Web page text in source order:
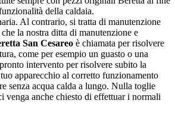
della caldaia.
Al contrario, si tratta di manutenzione
la nostra ditta di manutenzione e
San Cesareo è chiamata per risolvere
come per esempio un guasto o una
intervento per risolvere subito la
apparecchio al corretto funzionamento
senza acqua calda a lungo. Nulla toglie
venga anche chiesto di effettuar i normali